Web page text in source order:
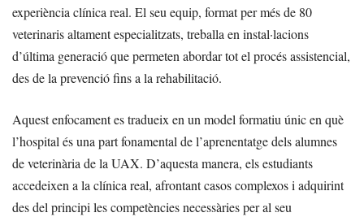
experiència clínica real. El seu equip, format per més de 80
veterinaris altament especialitzats, treballa en instal·lacions
d’última generació que permeten abordar tot el procés assistencial,
des de la prevenció fins a la rehabilitació.
Aquest enfocament es tradueix en un model formatiu únic en què
l’hospital és una part fonamental de l’aprenentatge dels alumnes
de veterinària de la UAX. D’aquesta manera, els estudiants
accedeixen a la clínica real, afrontant casos complexos i adquirint
des del principi les competències necessàries per al seu